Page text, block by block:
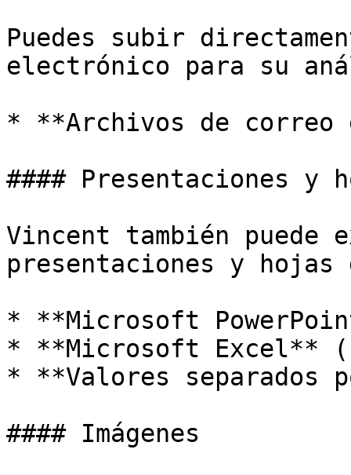
Puedes subir
electrónico para su
* **Archivos de
#### Presentaciones y
Vincent también
presentaciones y
* **Microsoft
* **Microsoft
* **Valores separados
#### Imágenes